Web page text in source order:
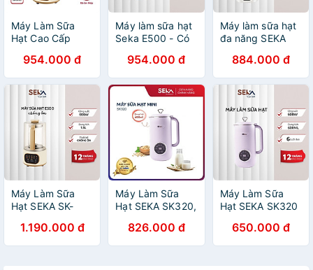
Máy Làm Sữa
Hạt Cao Cấp
Chống Ồn,
Chống Trào,
Dung Tích
1.5L,10 Chức
Năng (Model
New) - Hàng
954.000 đ
Máy làm sữa hạt
Seka E500 - Có
- 9 Chức năng
tiếng Việt - Hàng
chính hãng
954.000 đ
Máy làm sữa hạt
đa năng SEKA
12 chức năng -
Hàng chính hãng
884.000 đ
Máy Làm Sữa
Hạt SEKA SK-
Chính Hãng
1.190.000 đ
Máy Làm Sữa
Hạt SEKA SK320,
Dung Tích 600ml
chống trào, xay
826.000 đ
Máy Làm Sữa
Hạt SEKA SK320
Hãng
650.000 đ